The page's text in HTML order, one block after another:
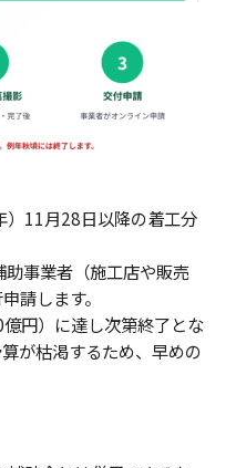
）11月28日以降の着工分
事業者（施工店や販売
請します。
円）に達し次第終了とな
が枯渇するため、早めの